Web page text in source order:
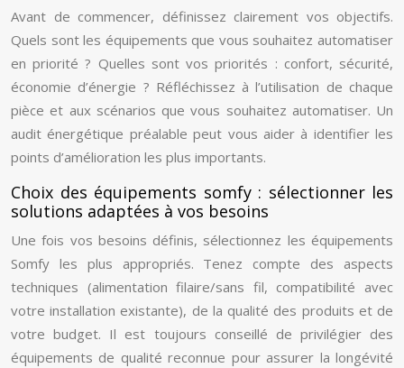
Avant de commencer, définissez clairement vos objectifs.
Quels sont les équipements que vous souhaitez automatiser
en priorité ? Quelles sont vos priorités : confort, sécurité,
économie d’énergie ? Réfléchissez à l’utilisation de chaque
pièce et aux scénarios que vous souhaitez automatiser. Un
audit énergétique préalable peut vous aider à identifier les
points d’amélioration les plus importants.
Choix des équipements somfy : sélectionner les
solutions adaptées à vos besoins
Une fois vos besoins définis, sélectionnez les équipements
Somfy les plus appropriés. Tenez compte des aspects
techniques (alimentation filaire/sans fil, compatibilité avec
votre installation existante), de la qualité des produits et de
votre budget. Il est toujours conseillé de privilégier des
équipements de qualité reconnue pour assurer la longévité